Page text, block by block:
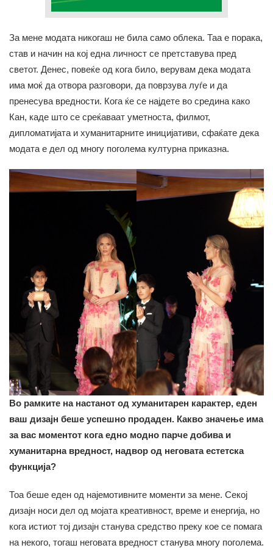
За мене модата никогаш не била само облека. Таа е порака,
став и начин на кој една личност се претставува пред
светот. Денес, повеќе од кога било, верувам дека модата
има моќ да отвора разговори, да поврзува луѓе и да
пренесува вредности. Кога ќе се најдете во средина како
Кан, каде што се среќаваат уметноста, филмот,
дипломатијата и хуманитарните иницијативи, сфаќате дека
модата е дел од многу поголема културна приказна.
Во рамките на настанот од хуманитарен карактер, еден
ваш дизајн беше успешно продаден. Какво значење има
за вас моментот кога едно модно парче добива и
хуманитарна вредност, надвор од неговата естетска
функција?
Тоа беше еден од најемотивните моменти за мене. Секој
дизајн носи дел од мојата креативност, време и енергија, но
кога истиот тој дизајн станува средство преку кое се помага
на некого, тогаш неговата вредност станува многу поголема.